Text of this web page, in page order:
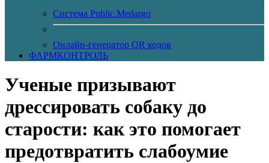
Система Public.Medargo
Онлайн-генератор QR кодов
ФАРМКОНТРОЛЬ
Ученые призывают
дрессировать собаку до
старости: как это помогает
предотвратить слабоумие